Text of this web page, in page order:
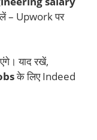
लें – Upwork पर
याद रखें,
के लिए Indeed